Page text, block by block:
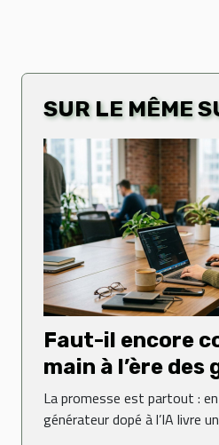
SUR LE MÊME
Faut-il encore
main à l’ère
web ?
La promesse est partout :
générateur dopé à l’IA livre